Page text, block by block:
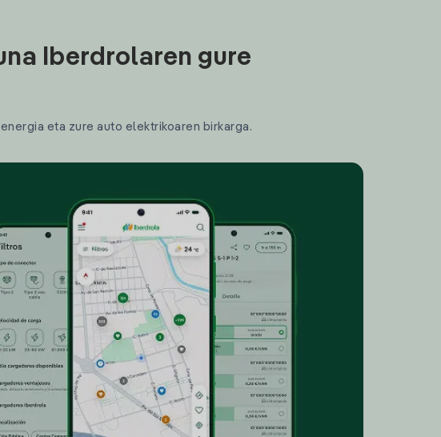
Iberdrolaren gure
eta zure auto elektrikoaren birkarga.